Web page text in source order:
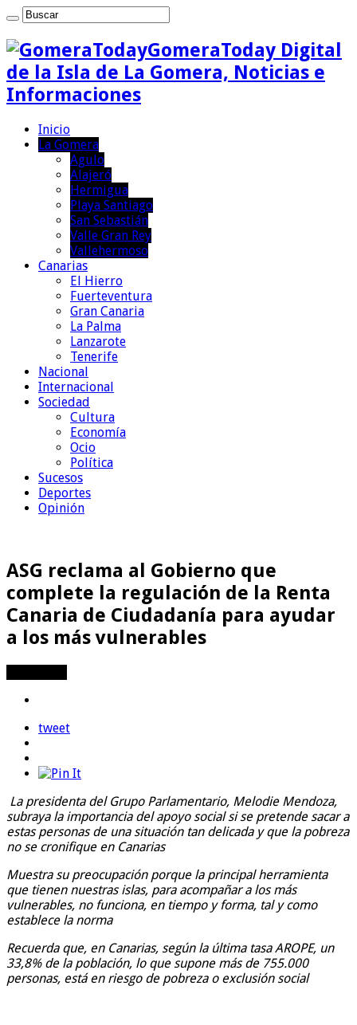
GomeraToday Digital
de la Isla de La Gomera, Noticias e
Informaciones
Inicio
La Gomera
Agulo
Alajeró
Hermigua
Playa Santiago
San Sebastián
Valle Gran Rey
Vallehermoso
Canarias
El Hierro
Fuerteventura
Gran Canaria
La Palma
Lanzarote
Tenerife
Nacional
Internacional
Sociedad
Cultura
Economía
Ocio
Política
Sucesos
Deportes
Opinión
ASG reclama al Gobierno que
complete la regulación de la Renta
Canaria de Ciudadanía para ayudar
a los más vulnerables
tweet
La presidenta del Grupo Parlamentario, Melodie Mendoza,
subraya la importancia del apoyo social si se pretende sacar a
estas personas de una situación tan delicada y que la pobreza
no se cronifique en Canarias
Muestra su preocupación porque la principal herramienta
que tienen nuestras islas, para acompañar a los más
vulnerables, no funciona, en tiempo y forma, tal y como
establece la norma
Recuerda que, en Canarias, según la última tasa AROPE, un
33,8% de la población, lo que supone más de 755.000
personas, está en riesgo de pobreza o exclusión social